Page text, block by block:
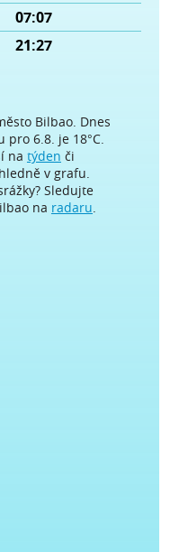
07:07
21:27
Bilbao. Dnes
pro 6.8. je 18°C.
na týden či
v grafu.
Sledujte
na radaru.